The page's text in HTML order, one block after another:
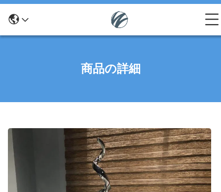
商品の詳細